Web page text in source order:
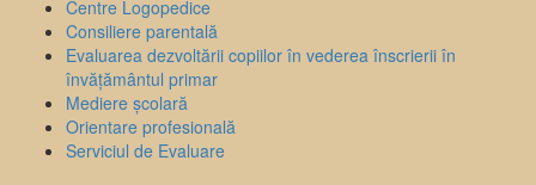
Centre Logopedice
Consiliere parentală
Evaluarea dezvoltării copiilor în vederea înscrierii în
învățământul primar
Mediere școlară
Orientare profesională
Serviciul de Evaluare